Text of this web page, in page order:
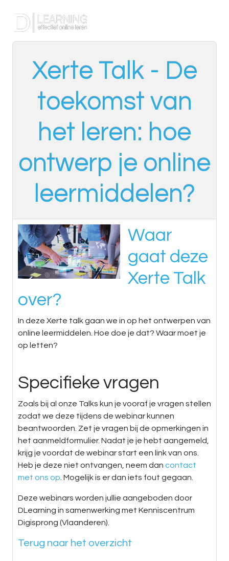
Xerte Talk - De
toekomst van
het leren: hoe
ontwerp je online
leermiddelen?
Waar
gaat deze
Xerte Talk
over?
In deze Xerte talk gaan we in op het ontwerpen van
online leermiddelen. Hoe doe je dat? Waar moet je
op letten?
Specifieke vragen
Zoals bij al onze Talks kun je vooraf je vragen stellen
zodat we deze tijdens de webinar kunnen
beantwoorden. Zet je vragen bij de opmerkingen in
het aanmeldformulier. Nadat je je hebt aangemeld,
krijg je voordat de webinar start een link van ons.
Heb je deze niet ontvangen, neem dan contact
met ons op . Mogelijk is er dan iets fout gegaan.
Deze webinars worden jullie aangeboden door
DLearning in samenwerking met Kenniscentrum
Digisprong (Vlaanderen).
Terug naar het overzicht